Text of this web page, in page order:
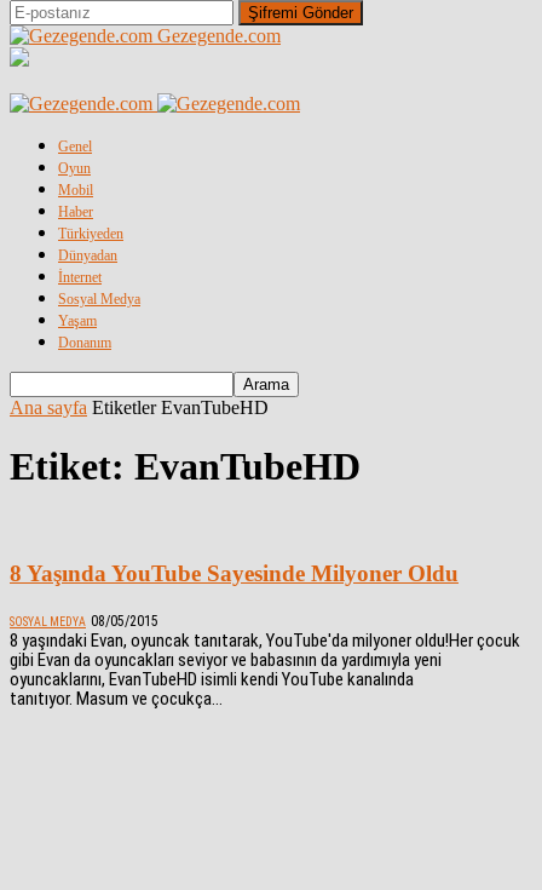
Gezegende.com
Genel
Oyun
Mobil
Haber
Türkiyeden
Dünyadan
İnternet
Sosyal Medya
Yaşam
Donanım
Ana sayfa Etiketler EvanTubeHD
Etiket: EvanTubeHD
8 Yaşında YouTube Sayesinde Milyoner Oldu
SOSYAL MEDYA 08/05/2015
8 yaşındaki Evan, oyuncak tanıtarak, YouTube'da milyoner oldu!Her çocuk
gibi Evan da oyuncakları seviyor ve babasının da yardımıyla yeni
oyuncaklarını, EvanTubeHD isimli kendi YouTube kanalında
tanıtıyor. Masum ve çocukça...